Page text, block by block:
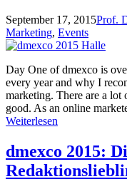
September 17, 2015Prof.
Marketing, Events
Day One of dmexco is
every year and why I
marketing. There are a lot
good. As an online
Weiterlesen
dmexco 2015: